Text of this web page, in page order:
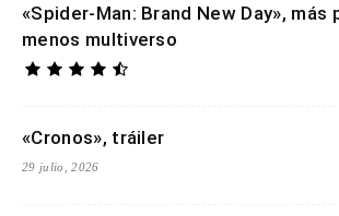
«Spider-Man: Brand New Day», más
menos multiverso
«Cronos», tráiler
29 julio, 2026